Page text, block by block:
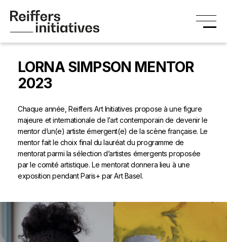
LORNA SIMPSON MENTOR
2023
Chaque année, Reiffers Art Initiatives propose à une figure
majeure et internationale de l’art contemporain de devenir le
mentor d’un(e) artiste émergent(e) de la scène française. Le
mentor fait le choix final du lauréat du programme de
mentorat parmi la sélection d’artistes émergents proposée
par le comité artistique. Le mentorat donnera lieu à une
exposition pendant Paris+ par Art Basel.